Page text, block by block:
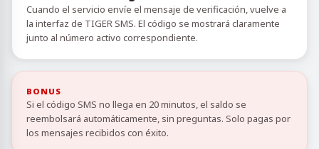
Cuando el servicio envíe el mensaje de verificación, vuelve a
la interfaz de TIGER SMS. El código se mostrará claramente
junto al número activo correspondiente.
BONUS
Si el código SMS no llega en 20 minutos, el saldo se
reembolsará automáticamente, sin preguntas. Solo pagas por
los mensajes recibidos con éxito.